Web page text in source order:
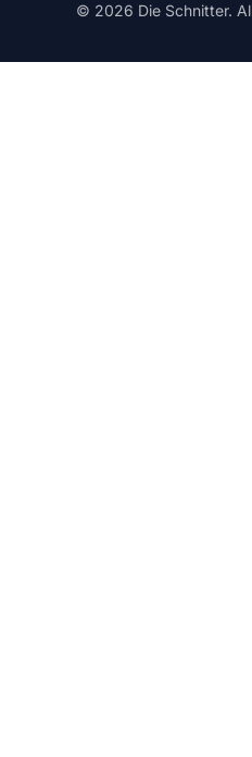
© 2026 Die Schnitter.